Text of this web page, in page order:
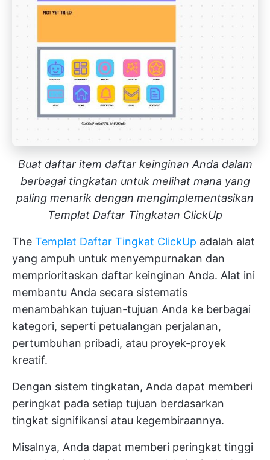
Buat daftar item daftar keinginan Anda dalam
berbagai tingkatan untuk melihat mana yang
paling menarik dengan mengimplementasikan
Templat Daftar Tingkatan ClickUp
The Templat Daftar Tingkat ClickUp adalah alat
yang ampuh untuk menyempurnakan dan
memprioritaskan daftar keinginan Anda. Alat ini
membantu Anda secara sistematis
menambahkan tujuan-tujuan Anda ke berbagai
kategori, seperti petualangan perjalanan,
pertumbuhan pribadi, atau proyek-proyek
kreatif.
Dengan sistem tingkatan, Anda dapat memberi
peringkat pada setiap tujuan berdasarkan
tingkat signifikansi atau kegembiraannya.
Misalnya, Anda dapat memberi peringkat tinggi